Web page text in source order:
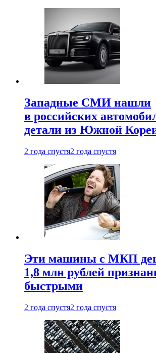
Западные СМИ нашли
в российских
детали из Южной
2 года спустя2 года спустя
Эти машины с МКП
1,8 млн рублей
быстрыми
2 года спустя2 года спустя